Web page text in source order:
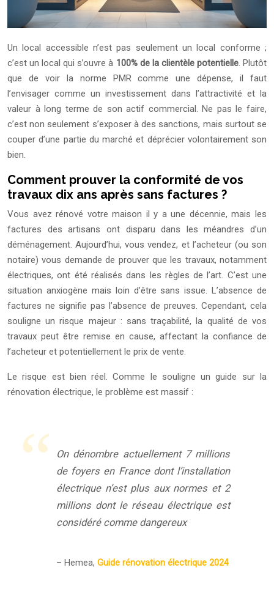
Un local accessible n’est pas seulement un local conforme ;
c’est un local qui s’ouvre à 100% de la clientèle potentielle. Plutôt
que de voir la norme PMR comme une dépense, il faut
l’envisager comme un investissement dans l’attractivité et la
valeur à long terme de son actif commercial. Ne pas le faire,
c’est non seulement s’exposer à des sanctions, mais surtout se
couper d’une partie du marché et déprécier volontairement son
bien.
Comment prouver la conformité de vos
travaux dix ans après sans factures ?
Vous avez rénové votre maison il y a une décennie, mais les
factures des artisans ont disparu dans les méandres d’un
déménagement. Aujourd’hui, vous vendez, et l’acheteur (ou son
notaire) vous demande de prouver que les travaux, notamment
électriques, ont été réalisés dans les règles de l’art. C’est une
situation anxiogène mais loin d’être sans issue. L’absence de
factures ne signifie pas l’absence de preuves. Cependant, cela
souligne un risque majeur : sans traçabilité, la qualité de vos
travaux peut être remise en cause, affectant la confiance de
l’acheteur et potentiellement le prix de vente.
Le risque est bien réel. Comme le souligne un guide sur la
rénovation électrique, le problème est massif :
On dénombre actuellement 7 millions
de foyers en France dont l’installation
électrique n’est plus aux normes et 2
millions dont le réseau électrique est
considéré comme dangereux
– Hemea, Guide rénovation électrique 2024